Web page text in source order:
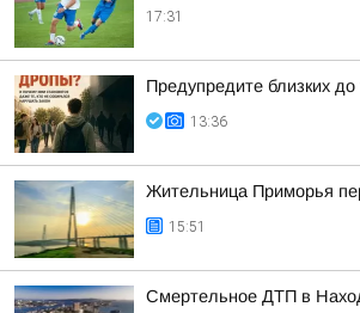
17:31
Предупредите близких
13:36
Жительница Приморья
15:51
Смертельное ДТП в